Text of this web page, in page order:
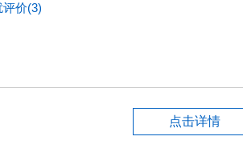
价(3)
点击详情